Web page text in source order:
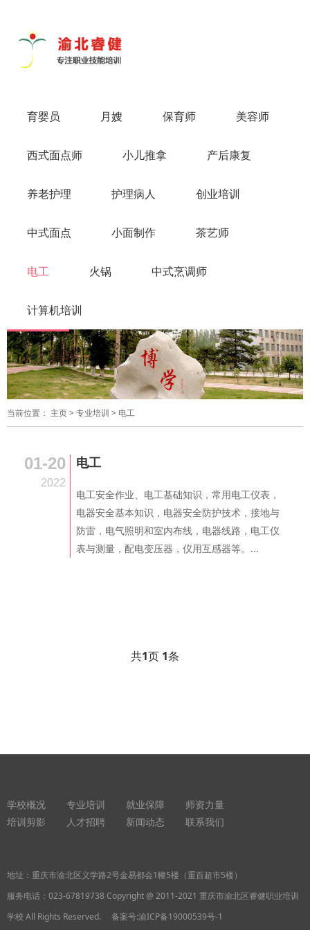
育婴员
月嫂 保育师 美容师
西式面点师 小儿推拿 产后康复
养老护理 护理病人 创业培训
中式面点 小面制作 茶艺师
电工 火锅 中式烹调师
计算机培训
当前位置： 主页> 专业培训 > 电工
01-20
2022
电工
电工安全作业、电工基础知识，常用电工仪表，
电器安全基本知识，电器安全防护技术，接地与
防雷，电气照明和室内布线，电器线路，电工仪
表与测量，配电变压器，仪用互感器等。...
共1页 1条
学校概况 专业培训 就业保障
师资力量
培训剪影
人才招聘 新闻动态 联系我们
地址：重庆市渝北区义学路2号金易都会1幢5楼（重百超市5楼）
服务电话： 023-67819738 Copyright @ 2011-2021 重庆市渝北区睿健职业培训
学校 All Rights Reserved. 备案号:渝ICP备19000539号-1